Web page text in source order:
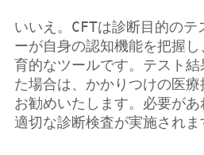
いいえ。CFTは診断目的の
ーが自身の認知機能を把握
育的なツールです。テスト
た場合は、かかりつけの医
お勧めいたします。必要が
適切な診断検査が実施されま